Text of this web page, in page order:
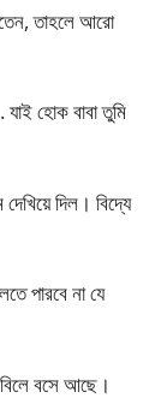
তাহলে আরো
যাই হোক বাবা তুমি
দিল। বিদ্যে
পারবে না যে
বসে আছে।